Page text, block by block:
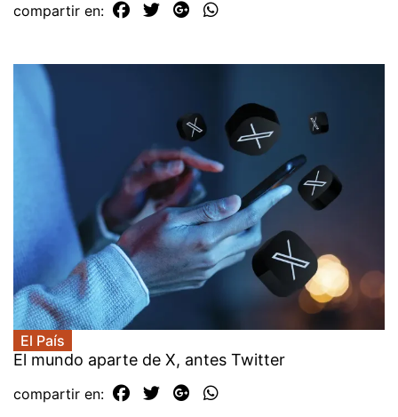
compartir en:
El País
El mundo aparte de X, antes Twitter
compartir en: